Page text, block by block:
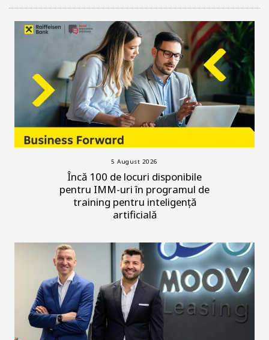
5 August 2026
Încă 100 de locuri disponibile
pentru IMM-uri în programul de
training pentru inteligență
artificială